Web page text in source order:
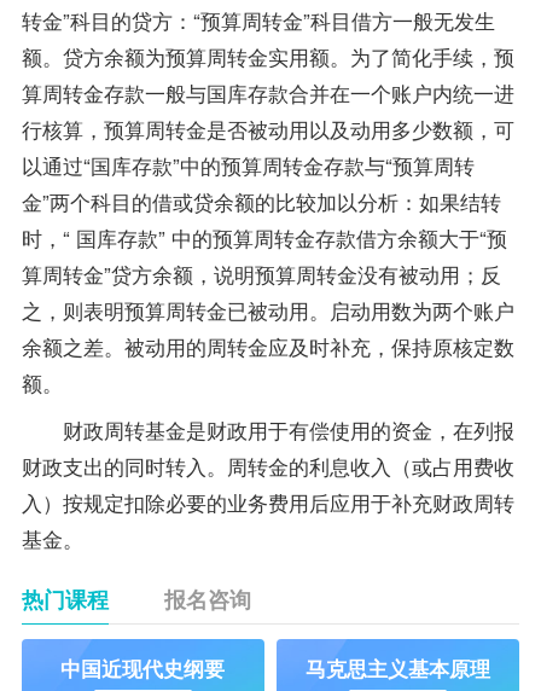
转金”科目的贷方：“预算周转金”科目借方一般无发生
额。贷方余额为预算周转金实用额。为了简化手续，预
算周转金存款一般与国库存款合并在一个账户内统一进
行核算，预算周转金是否被动用以及动用多少数额，可
以通过“国库存款”中的预算周转金存款与“预算周转
金”两个科目的借或贷余额的比较加以分析：如果结转
时，“ 国库存款” 中的预算周转金存款借方余额大于“预
算周转金”贷方余额，说明预算周转金没有被动用；反
之，则表明预算周转金已被动用。启动用数为两个账户
余额之差。被动用的周转金应及时补充，保持原核定数
额。
财政周转基金是财政用于有偿使用的资金，在列报
财政支出的同时转入。周转金的利息收入（或占用费收
入）按规定扣除必要的业务费用后应用于补充财政周转
基金。
热门课程 报名咨询
中国近现代史纲要 马克思主义基本原理